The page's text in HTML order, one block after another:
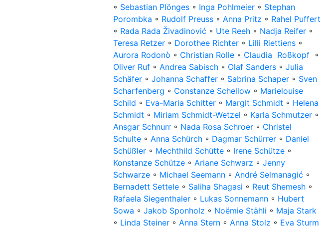
◦ Sebastian Plönges ◦ Inga Pohlmeier ◦ Stephan
Porombka ◦ Rudolf Preuss ◦ Anna Pritz ◦ Rahel Puffert
◦ Rada Rada Živadinović ◦ Ute Reeh ◦ Nadja Reifer ◦
Teresa Retzer ◦ Dorothee Richter ◦ Lilli Riettiens ◦
Aurora Rodonò ◦ Christian Rolle ◦ Claudia Roßkopf ◦
Oliver Ruf ◦ Andrea Sabisch ◦ Olaf Sanders ◦ Julia
Schäfer ◦ Johanna Schaffer ◦ Sabrina Schaper ◦ Sven
Scharfenberg ◦ Constanze Schellow ◦ Marielouise
Schild ◦ Eva-Maria Schitter ◦ Margit Schmidt ◦ Helena
Schmidt ◦ Miriam Schmidt-Wetzel ◦ Karla Schmutzer ◦
Ansgar Schnurr ◦ Nada Rosa Schroer ◦ Christel
Schulte ◦ Anna Schürch ◦ Dagmar Schürrer ◦ Daniel
Schüßler ◦ Mechthild Schütte ◦ Irene Schütze ◦
Konstanze Schütze ◦ Ariane Schwarz ◦ Jenny
Schwarze ◦ Michael Seemann ◦ André Selmanagić ◦
Bernadett Settele ◦ Saliha Shagasi ◦ Reut Shemesh ◦
Rafaela Siegenthaler ◦ Lukas Sonnemann ◦ Hubert
Sowa ◦ Jakob Sponholz ◦ Noëmie Stähli ◦ Maja Stark
◦ Linda Steiner ◦ Anna Stern ◦ Anna Stolz ◦ Eva Sturm